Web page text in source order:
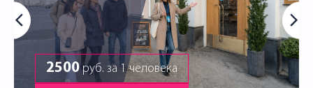
2500руб. за 1 человека